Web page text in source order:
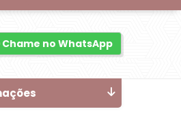
Chame no WhatsApp